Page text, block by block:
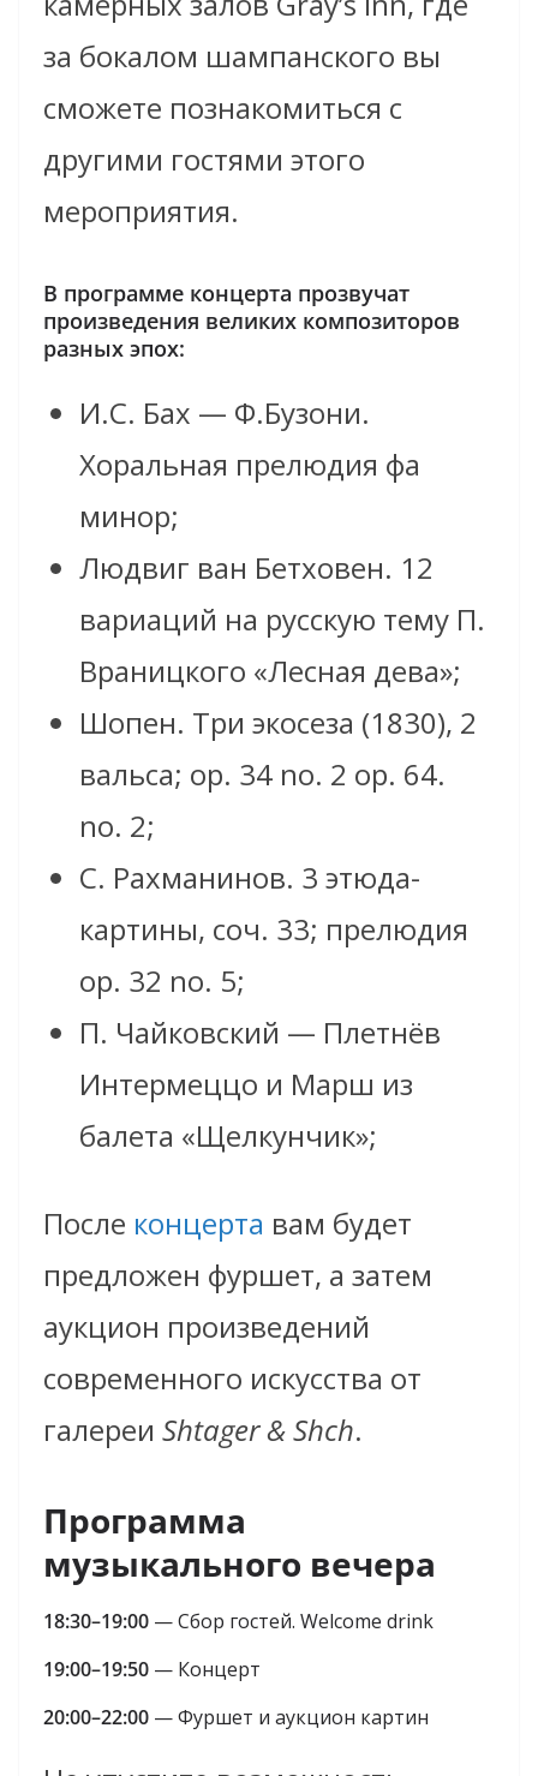
за бокалом шампанского вы
сможете познакомиться с
другими гостями этого
мероприятия.
В программе концерта прозвучат
произведения великих композиторов
разных эпох:
И.С. Бах — Ф.Бузони.
Хоральная прелюдия фа
минор;
Людвиг ван Бетховен. 12
вариаций на русскую тему П.
Враницкого «Лесная дева»;
Шопен. Три экосеза (1830), 2
вальса; op. 34 no. 2 op. 64.
no. 2;
С. Рахманинов. 3 этюда-
картины, соч. 33; прелюдия
op. 32 no. 5;
П. Чайковский — Плетнёв
Интермеццо и Марш из
балета «Щелкунчик»;
После концерта вам будет
предложен фуршет, а затем
аукцион произведений
современного искусства от
галереи Shtager & Shch.
Программа
музыкального вечера
18:30–19:00 — Сбор гостей. Welcome drink
19:00–19:50 — Концерт
20:00–22:00 — Фуршет и аукцион картин